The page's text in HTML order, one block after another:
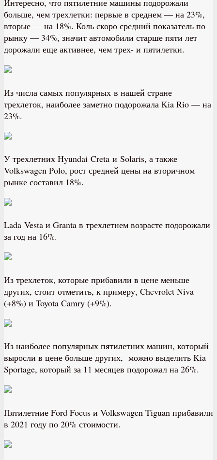
Интересно, что пятилетние машины подорожали
больше, чем трехлетки: первые в среднем — на 23%,
вторые — на 18%. Коль скоро средний показатель по
рынку — 34%, значит автомобили старше пяти лет
дорожали еще активнее, чем трех- и пятилетки.
Из числа самых популярных в нашей стране
трехлеток, наиболее заметно подорожала Kia Rio — на
23%.
У трехлетних Hyundai Creta и Solaris, а также
Volkswagen Polo, рост средней цены на вторичном
рынке составил 18%.
Lada Vesta и Granta в трехлетнем возрасте подорожали
за год на 16%.
Из трехлеток, которые прибавили в цене меньше
других, стоит отметить, к примеру, Chevrolet Niva
(+8%) и Toyota Camry (+9%).
Из наиболее популярных пятилетних машин, который
выросли в цене больше других, можно выделить Kia
Sportage, который за 11 месяцев подорожал на 26%.
Пятилетние Ford Focus и Volkswagen Tiguan прибавили
в 2021 году по 20% стоимости.